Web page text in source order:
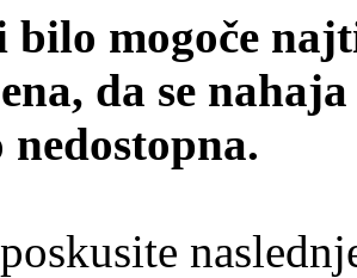
bilo mogoče
da se